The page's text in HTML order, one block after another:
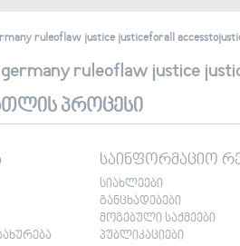
ruleoflaw justice justiceforall
ruleoflaw justice
პროცესი
საინფორმაციო
სიახლეები
განცხადებები
მოგებული საქმეები
პუბლიკაციები